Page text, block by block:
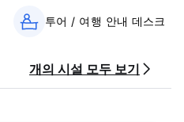
투어 / 여행 안내 데스크
개의 시설 모두 보기